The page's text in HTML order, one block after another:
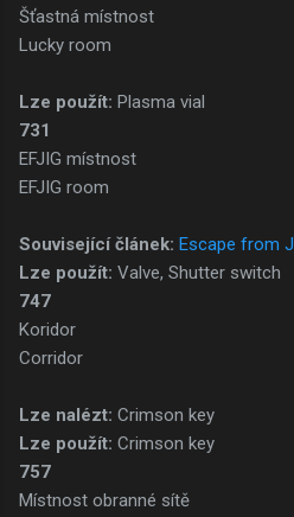
Šťastná místnost
Lucky room
Lze použít: Plasma vial
731
EFJIG místnost
EFJIG room
Související článek: Escape from
Lze použít: Valve, Shutter switch
747
Koridor
Corridor
Lze nalézt: Crimson key
Lze použít: Crimson key
757
Místnost obranné sítě